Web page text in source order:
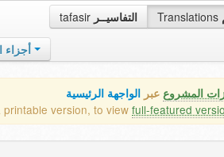
tafasir التفاسيــر Translations
أجزاء
المشروع عبر الواجهة الرئيسية
printable version, to view full-featured